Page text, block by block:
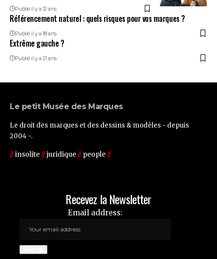
Publié il y a 12 ans
Référencement naturel : quels risques pour vos marques ?
Publié il y a 18 ans
Extrême gauche ?
Publié il y a 21 ans
Le petit Musée des Marques
Le droit des marques et des dessins & modèles - depuis
2004 -.
//insolite //juridique // people //
Recevez la Newsletter
Email address: